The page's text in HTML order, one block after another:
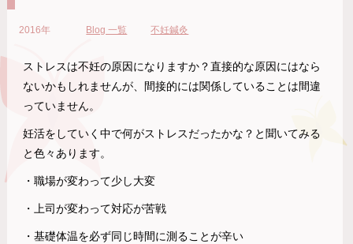
2016年 Blog 一覧 不妊鍼灸
ストレスは不妊の原因になりますか？直接的な原因にはなら
ないかもしれませんが、間接的には関係していることは間違
っていません。
妊活をしていく中で何がストレスだったかな？と聞いてみる
と色々あります。
・職場が変わって少し大変
・上司が変わって対応が苦戦
・基礎体温を必ず同じ時間に測ることが辛い